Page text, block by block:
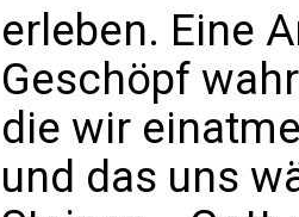
erleben. Eine
Geschöpf
die wir
und das uns